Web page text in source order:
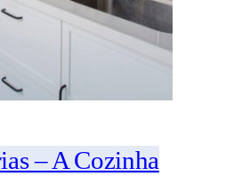
– A Cozinha